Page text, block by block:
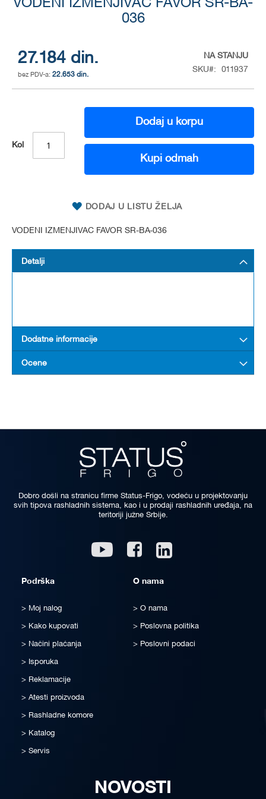
VODENI IZMENJIVAC FAVOR SR-BA-
036
27.184 din.
22.653 din.
NA STANJU
SKU
011937
Kol
Dodaj u korpu
Kupi odmah
DODAJ U LISTU ŽELJA
VODENI IZMENJIVAC FAVOR SR-BA-036
images
gallery
Detalji
Dodatne informacije
Ocene
Dobro došli na stranicu firme Status-Frigo, vodeću u projektovanju
svih tipova rashladnih sistema, kao i u prodaji rashladnih uređaja, na
teritoriji južne Srbije.
Youtube Facebook
Podrška
Moj nalog
Kako kupovati
Načini plaćanja
Isporuka
Reklamacije
Atesti proizvoda
Rashladne komore
Katalog
Servis
O nama
O nama
Poslovna politika
Poslovni podaci
NOVOSTI